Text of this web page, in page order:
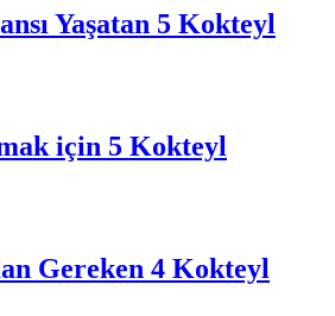
Yaşatan 5 Kokteyl
için 5 Kokteyl
Gereken 4 Kokteyl